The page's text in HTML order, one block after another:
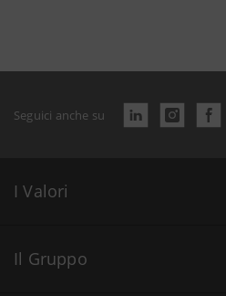
Seguici anche su
I Valori
Il Gruppo